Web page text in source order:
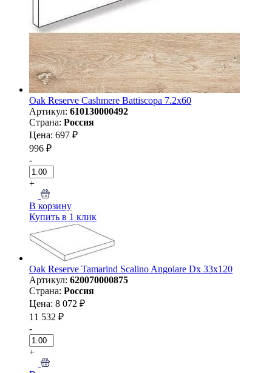
Oak Reserve Cashmere Battiscopa 7.2x60
Артикул: 610130000492
Страна: Россия
Цена: 697 ₽
996 ₽
-
+
В корзину
Купить в 1 клик
Oak Reserve Tamarind Scalino Angolare Dx 33x120
Артикул: 620070000875
Страна: Россия
Цена: 8 072 ₽
11 532 ₽
-
+